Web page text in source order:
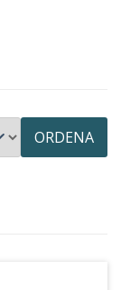
ORDENA